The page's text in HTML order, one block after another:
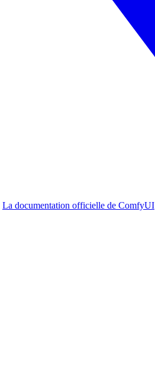
La documentation officielle de ComfyUI